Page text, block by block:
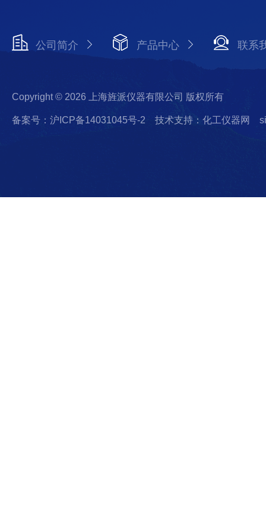
公司简介 产品中心 联系
Copyright © 2026 上海旌派仪器有限公司 版权所有
备案号：沪ICP备14031045号-2 技术支持：化工仪器网